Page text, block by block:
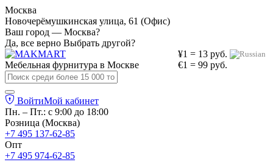
Москва
Новочерёмушкинская улица, 61 (Офис)
Ваш город — Москва?
Да, все верно Выбрать другой?
¥1 = 13 руб.
€1 = 99 руб.
Мебельная фурнитура в Москве
ВойтиМой кабинет
Пн. – Пт.: с 9:00 до 18:00
Розница (Москва)
+7 495 137-62-85
Опт
+7 495 974-62-85